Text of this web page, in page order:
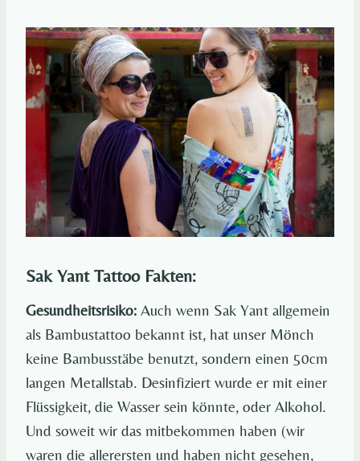
Sak Yant Tattoo Fakten:
Gesundheitsrisiko: Auch wenn Sak Yant allgemein
als Bambustattoo bekannt ist, hat unser Mönch
keine Bambusstäbe benutzt, sondern einen 50cm
langen Metallstab. Desinfiziert wurde er mit einer
Flüssigkeit, die Wasser sein könnte, oder Alkohol.
Und soweit wir das mitbekommen haben (wir
waren die allerersten und haben nicht gesehen,